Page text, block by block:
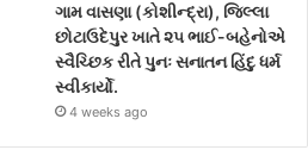
ગામ વાસણા (કોશીન્દ્રા), જિલ્લા
છોટાઉદેપુર ખાતે ૨૫ ભાઈ-બહેનોએ
સ્વૈચ્છિક રીતે પુનઃ સનાતન હિંદુ ધર્મ
સ્વીકાર્યો.
4 weeks ago